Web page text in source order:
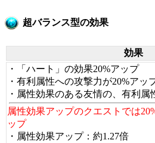
超バランス型の効果
効果
・「ハート」の効果20%アップ
・有利属性への攻撃力が20%アッ
・属性効果のある友情の、有利属
属性効果アップのクエストでは
ップ
・属性効果アップ：約1.27倍